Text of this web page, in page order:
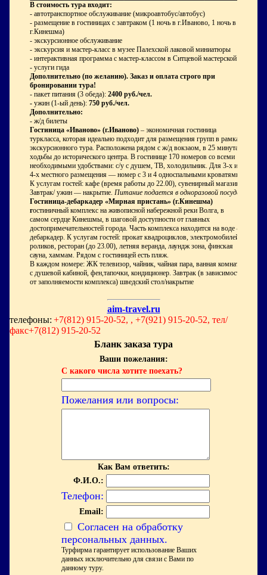
В стоимость тура входит:
- автотранспортное обслуживание (микроавтобус/автобус)
- размещение в гостиницах с завтраком (1 ночь в г.Иваново, 1 ночь в
г.Кинешма)
- экскурсионное обслуживание
- экскурсия и мастер-класс в музее Палехской лаковой миниатюры
- интерактивная программа с мастер-классом в Ситцевой мастерской
- услуги гида
Дополнительно (по желанию). Заказ и оплата строго при
бронировании тура!
- пакет питания (3 обеда): 2400 руб./чел.
- ужин (1-ый день): 750 руб./чел.
Дополнительно:
- ж/д билеты
Гостиница «Иваново» (г.Иваново) – экономичная гостиница
туркласса, которая идеально подходит для размещения групп в рамках
экскурсионного тура. Расположена рядом с ж/д вокзаом, в 25 минутах
ходьбы до исторического центра. В гостинице 170 номеров со всеми
необходимыми удобствами: с/у с душем, ТВ, холодильник. Для 3-х и
4-х местного размещения — номер с 3 и 4 односпальными кроватями.
К услугам гостей: кафе (время работы до 22.00), сувенирный магазин.
Завтрак/ ужин — накрытие. Питание подается в одноразовой посуде.
Гостиница-дебаркадер «Мирная пристань» (г.Кинешма)
гостиничный комплекс на живописной набережной реки Волга, в
самом сердце Кинешмы, в шаговой доступности от главных
достопримечательностей города. Часть комплекса находится на воде —
дебаркадер. К услугам гостей: прокат квадроциклов, электромобилей,
роликов, ресторан (до 23.00), летняя веранда, лаундж зона, финская
сауна, хаммам. Рядом с гостиницей есть пляж.
В каждом номере: ЖК телевизор, чайник, чайная пара, ванная комната
с душевой кабиной, фен,тапочки, кондиционер. Завтрак (в зависимости
от заполняемости комплекса) шведский стол/накрытие
aim-travel.ru
телефоны: +7(812) 915-20-52, , +7(921) 915-20-52, тел/
факс+7(812) 915-20-52
Бланк заказа тура
Ваши пожелания:
С какого числа хотите поехать?
Пожелания или вопросы:
Как Вам ответить:
Ф.И.О.:
Телефон:
Email:
Согласен на обработку
персональных данных.
Турфирма гарантирует использование Ваших
данных исключительно для связи с Вами по
данному туру.